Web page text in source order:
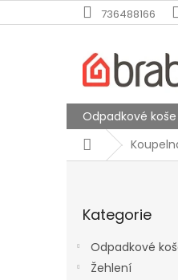
na
736488166
Odpadkové koše
Domů
kategorie
Kategorie
Odpadkové
Žehlení